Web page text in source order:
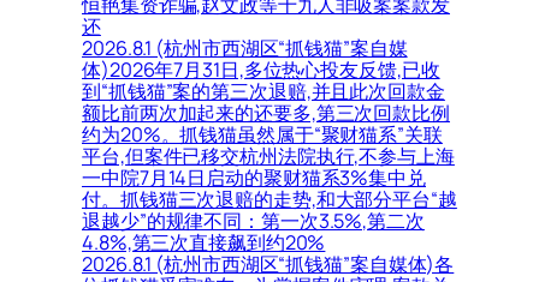
还
2026.8.1 (杭州市西湖区“抓钱猫”案自媒
体)2026年7月31日,多位热心投友反馈,已收
到“抓钱猫”案的第三次退赔,并且此次回款金
额比前两次加起来的还要多,第三次回款比例
约为20%。抓钱猫虽然属于“聚财猫系”关联
平台,但案件已移交杭州法院执行,不参与上海
一中院7月14日启动的聚财猫系3%集中兑
付。抓钱猫三次退赔的走势,和大部分平台“越
退越少”的规律不同：第一次3.5%,第二次
4.8%,第三次直接飙到约20%
2026.8.1 (杭州市西湖区“抓钱猫”案自媒体)各